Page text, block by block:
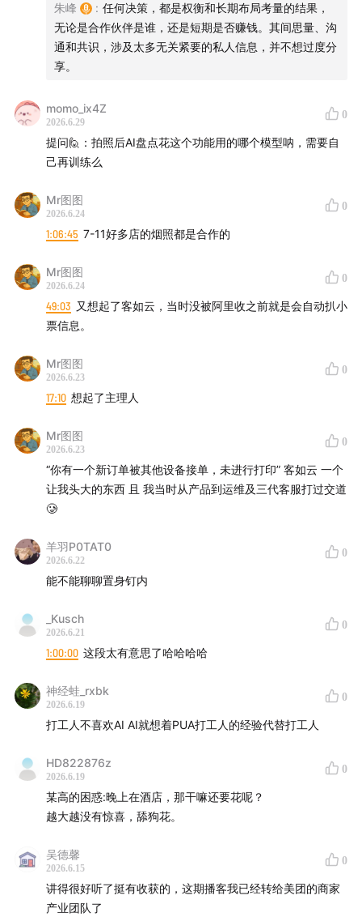
在一派纷繁芜杂里，我们为愉悦双耳而生。科技、教育、
文化、美食、生活、技能、情绪……严肃认真却不刻板，
拒绝空泛浮夸。与专业且有趣的人携手缔造清流，分享经
历，传播体验，厘清世界与你的关系。
津津乐道| 科技乱炖|津津有味|记者下班|不叁不
厂长来了|
收听平台
苹果播客 | 小宇宙App | Spotify | 喜马拉雅 | 网易云音乐
| QQ音乐 | 微信听书 | 荔枝FM | 央广云听 | 听听FM |
Sure竖耳App | Bilibili | YouTube
联系我们
津津乐道播客官网
dao160301 | 微博：
hi@dao.fm | 版权声明
本节目由「声湃 WavPub
」提供内容托管和数据服务支
朱峰 : 任何决策，都是权衡和长期布局考量的结果，
无论是合作伙伴是谁，还是短期是否赚钱。其间思量、沟
通和共识，涉及太多无关紧要的私人信息，并不想过度分
享。
momo_ix4Z
2026.6.29
0
提问🙋：拍照后AI盘点花这个功能用的哪个模型呐，需要自
己再训练么
Mr图图
2026.6.24
0
1:06:45 7-11好多店的烟照都是合作的
Mr图图
2026.6.24
0
49:03 又想起了客如云，当时没被阿里收之前就是会自动扒小
票信息。
Mr图图
2026.6.23
0
17:10 想起了主理人
Mr图图
2026.6.23
0
“你有一个新订单被其他设备接单，未进行打印” 客如云 一个
让我头大的东西 且 我当时从产品到运维及三代客服打过交道
🥲
羊羽P0TAT0
2026.6.22
0
能不能聊聊置身钉内
_Kusch
2026.6.21
0
1:00:00 这段太有意思了哈哈哈哈
神经蛙_rxbk
2026.6.19
0
打工人不喜欢AI AI就想着PUA打工人的经验代替打工人
HD822876z
2026.6.19
0
某高的困惑:晚上在酒店，那干嘛还要花呢？
越大越没有惊喜，舔狗花。
吴德馨
2026.6.15
0
讲得很好听了挺有收获的，这期播客我已经转给美团的商家
产业团队了